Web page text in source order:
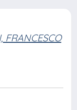
FRANCESCO